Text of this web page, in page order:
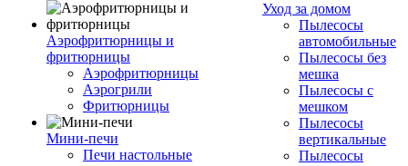
Аэрофритюрницы и
фритюрницы
Аэрофритюрницы
Аэрогрили
Фритюрницы
Мини-печи
Печи настольные
Уход за домом
Пылесосы
автомобильные
Пылесосы без
мешка
Пылесосы с
мешком
Пылесосы
вертикальные
Пылесосы